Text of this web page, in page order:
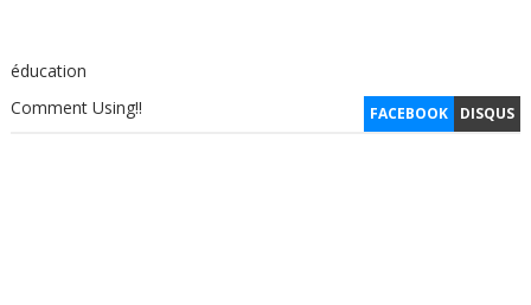
éducation
FACEBOOK DISQUS
Comment Using!!